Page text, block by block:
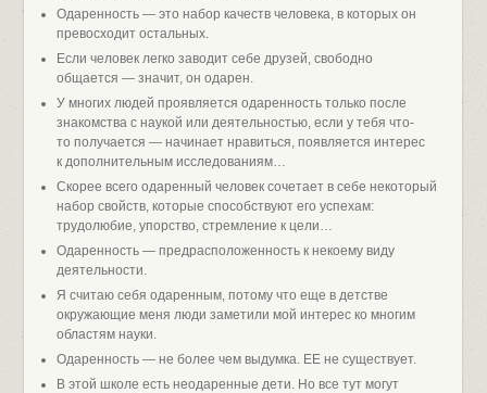
Одаренность — это набор качеств человека, в которых он
превосходит остальных.
Если человек легко заводит себе друзей, свободно
общается — значит, он одарен.
У многих людей проявляется одаренность только после
знакомства с наукой или деятельностью, если у тебя что-
то получается — начинает нравиться, появляется интерес
к дополнительным исследованиям…
Скорее всего одаренный человек сочетает в себе некоторый
набор свойств, которые способствуют его успехам:
трудолюбие, упорство, стремление к цели…
Одаренность — предрасположенность к некоему виду
деятельности.
Я считаю себя одаренным, потому что еще в детстве
окружающие меня люди заметили мой интерес ко многим
областям науки.
Одаренность — не более чем выдумка. ЕЕ не существует.
В этой школе есть неодаренные дети. Но все тут могут